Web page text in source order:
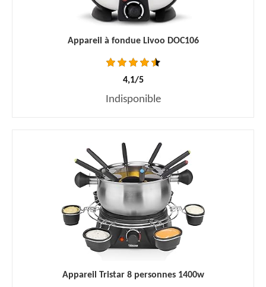
Appareil à fondue Livoo DOC106
4,1/5
Indisponible
Appareil Tristar 8 personnes 1400w